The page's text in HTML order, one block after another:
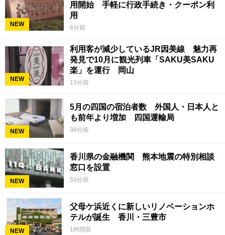
NEW
用開始 手軽に行政手続き・クーポン利
用
6分前
NEW
利用客が減少しているJR因美線 魅力再
発見で10月に観光列車「SAKU美SAKU
楽」を運行 岡山
15分前
NEW
5月の四国の宿泊者数 外国人・日本人と
も前年より増加 四国運輸局
38分前
NEW
香川県の金融機関 熊本地震の特別相談
窓口を設置
53分前
NEW
父母ケ浜近くに新しいリノベーションホ
テルが誕生 香川・三豊市
1時間前